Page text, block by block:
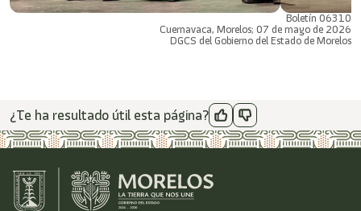
Boletín 06310
Cuernavaca, Morelos; 07 de mayo de 2026
DGCS del Gobierno del Estado de Morelos
¿Te ha resultado útil esta página?